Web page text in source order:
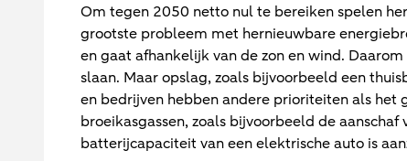
Om tegen 2050 netto nul te bereiken spelen
grootste probleem met hernieuwbare
en gaat afhankelijk van de zon en wind.
slaan. Maar opslag, zoals bijvoorbeeld een
en bedrijven hebben andere prioriteiten als
broeikasgassen, zoals bijvoorbeeld de
batterijcapaciteit van een elektrische auto is